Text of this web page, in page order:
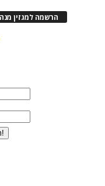
הרשמה למגזין